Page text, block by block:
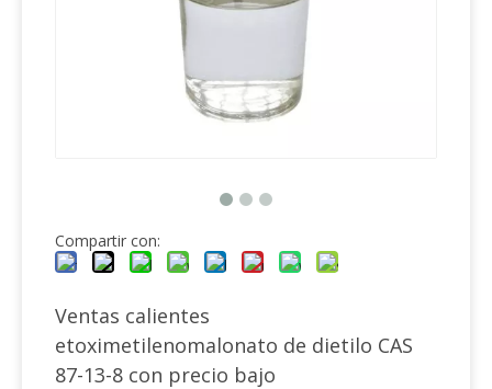
Compartir con:
Ventas calientes
etoximetilenomalonato de dietilo CAS
87-13-8 con precio bajo